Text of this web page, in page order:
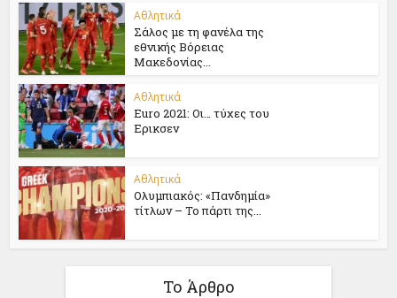
Αθλητικά
Σάλος με τη φανέλα της
εθνικής Βόρειας
Μακεδονίας...
Αθλητικά
Euro 2021: Oι… τύχες του
Ερικσεν
Αθλητικά
Ολυμπιακός: «Πανδημία»
τίτλων – Το πάρτι της...
Το Άρθρο